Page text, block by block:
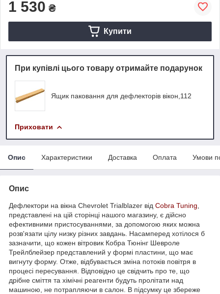
1 530 ₴
Купити
При купівлі цього товару отримайте подарунок
Ящик паковання для дефлекторів вікон,112
Приховати
Опис Характеристики Доставка Оплата Умови
Опис
Дефлектори на вікна Chevrolet Trialblazer від Cobra Tuning
представлені на цій сторінці нашого магазину, є дійсно
ефективними пристосуваннями, за допомогою яких можна
розв'язати цілу низку різних завдань. Насамперед хотілося б
зазначити, що кожен вітровик Кобра Тюнінг Шевроле
Трейлблейзер представлений у формі пластини, що має
вигнуту форму. Отже, відбувається зміна потоків повітря в
процесі пересування. Відповідно це свідчить про те, що
дрібне сміття та хімічні реагенти будуть пролітати над
машиною, не потрапляючи в салон. В підсумку це збереже